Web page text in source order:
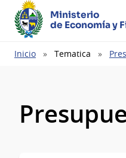
Ministerio
de Economía y
Ruta
Inicio Tematica